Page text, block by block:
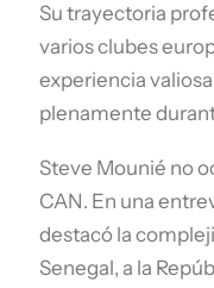
Su trayectoria
varios clubes
experiencia
plenamente
Steve Mounié no
CAN. En una
destacó la
Senegal, a la